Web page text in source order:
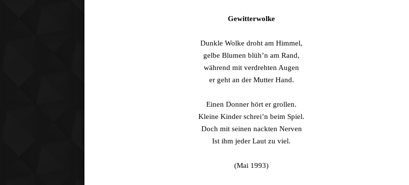
Gewitterwolke
Dunkle Wolke droht am Himmel,
gelbe Blumen blüh’n am Rand,
während mit verdrehten Augen
er geht an der Mutter Hand.
Einen Donner hört er grollen.
Kleine Kinder schrei’n beim Spiel.
Doch mit seinen nackten Nerven
Ist ihm jeder Laut zu viel.
(Mai 1993)